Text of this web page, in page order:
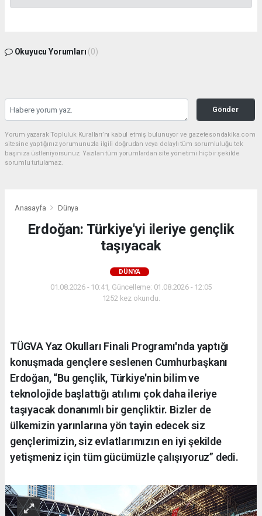
Okuyucu Yorumları (0)
Gönder
Yorum yazarak Topluluk Kuralları’nı kabul etmiş bulunuyor ve gazetesondakika.com
sitesine yaptığınız yorumunuzla ilgili doğrudan veya dolaylı tüm sorumluluğu tek
başınıza üstleniyorsunuz. Yazılan tüm yorumlardan site yönetimi hiçbir şekilde
sorumlu tutulamaz.
Anasayfa Dünya
Erdoğan: Türkiye'yi ileriye gençlik
taşıyacak
DÜNYA
01.08.2026 - 10:41, Güncelleme: 01.08.2026 - 12:05
1252 kez okundu.
TÜGVA Yaz Okulları Finali Programı'nda yaptığı
konuşmada gençlere seslenen Cumhurbaşkanı
Erdoğan, “Bu gençlik, Türkiye'nin bilim ve
teknolojide başlattığı atılımı çok daha ileriye
taşıyacak donanımlı bir gençliktir. Bizler de
ülkemizin yarınlarına yön tayin edecek siz
gençlerimizin, siz evlatlarımızın en iyi şekilde
yetişmeniz için tüm gücümüzle çalışıyoruz” dedi.